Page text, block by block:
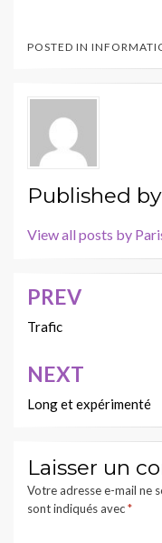
POSTED IN
Published by
View all posts by
Navigation
de
l’article
PREV
Trafic
NEXT
Long et expérimenté
Laisser un
Votre adresse e-mail ne
sont indiqués avec*